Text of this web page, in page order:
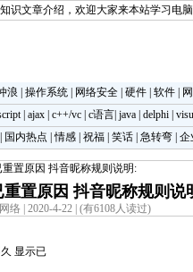
识文章介绍，欢迎大家来本站学习电
浪 操作系统| 网络安全| 硬件| 软件|
| ajax| c++/vc| c语言| java| delphi|
国内热点 |情感| 祝福| 笑话| 急转弯| 企
置原因 抖音昵称规则说明:
置原因 抖音昵称规则说
络 | 2020-4-22 | (有6108人读过)
显示已